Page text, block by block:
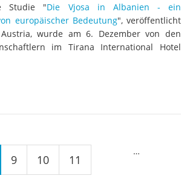
Studie "Die Vjosa in Albanien - ein
europäischer Bedeutung", veröffentlicht
wurde am 6. Dezember von den
im Tirana International Hotel
…
9 10 11